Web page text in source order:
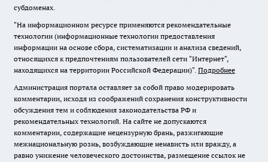
субдоменах.
"На информационном ресурсе применяются рекомендательные
технологии (информационные технологии предоставления
информации на основе сбора, систематизации и анализа сведений,
относящихся к предпочтениям пользователей сети "Интернет",
находящихся на территории Российской Федерации)". Подробнее
Администрация портала оставляет за собой право модерировать
комментарии, исходя из соображений сохранения конструктивности
обсуждения тем и соблюдения законодательства РФ и
рекомендательных технологий. На сайте не допускаются
комментарии, содержащие нецензурную брань, разжигающие
межнациональную рознь, возбуждающие ненависть или вражду, а
равно унижение человеческого достоинства, размещение ссылок не